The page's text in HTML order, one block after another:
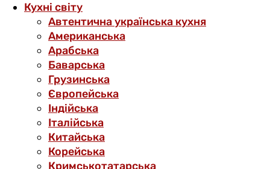
Кухні світу
Автентична українська кухня
Американська
Арабська
Баварська
Грузинська
Європейська
Індійська
Італійська
Китайська
Корейська
Кримськотатарська